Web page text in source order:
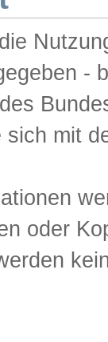
-
mit
oder